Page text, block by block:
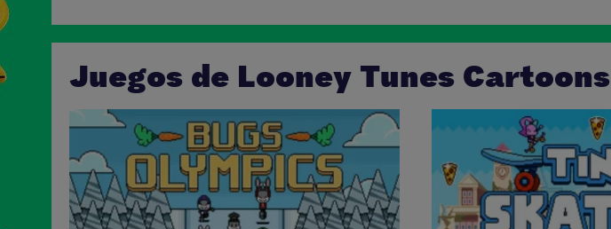
Juegos de Looney Tunes Cartoons